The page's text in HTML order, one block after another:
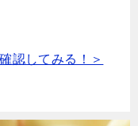
認してみる！＞